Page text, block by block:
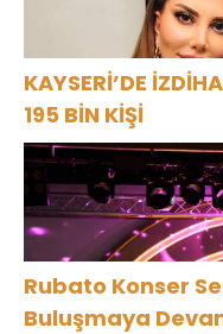
KAYSERİ’DE
195 BİN KİŞİ
Rubato Konser
Buluşmaya